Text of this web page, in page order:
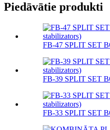
Piedāvātie produkti
FB-47 SPLIT SET
FB-39 SPLIT SET
FB-33 SPLIT SET